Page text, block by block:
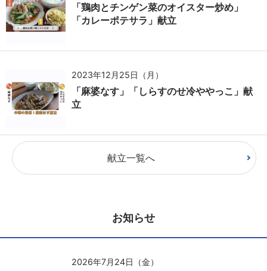
「鶏肉とチンゲン菜のオイスター炒め」
「カレーポテサラ」献立
2023年12月25日（月）
「麻婆なす」「しらすのせ冷ややっこ」献
立
献立一覧へ
お知らせ
2026年7月24日（金）